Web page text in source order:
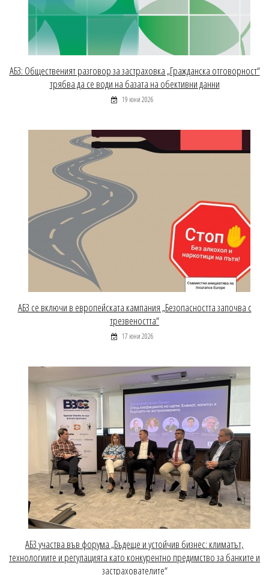
АБЗ: Общественият разговор за застраховка „Гражданска отговорност“
трябва да се води на базата на обективни данни
19 юни 2026
АБЗ се включи в европейската кампания „Безопасността започва с
трезвеността“
17 юни 2026
АБЗ участва във форума „Бъдеще и устойчив бизнес: климатът,
технологиите и регулацията като конкурентно предимство за банките и
застрахователите“